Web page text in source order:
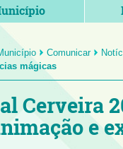
Comunicar
mágicas
Cerveira
e